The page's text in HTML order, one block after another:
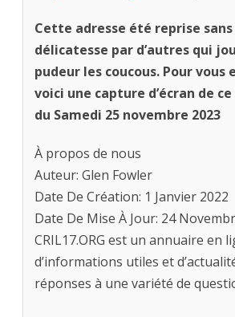
Cette adresse été reprise sans
délicatesse par d’autres qui
pudeur les coucous. Pour vous
voici une capture d’écran de
du Samedi 25 novembre 2023
À propos de nous
Auteur: Glen Fowler
Date De Création: 1 Janvier 2022
Date De Mise À Jour: 24
CRIL17.ORG est un annuaire en
d’informations utiles et
réponses à une variété de